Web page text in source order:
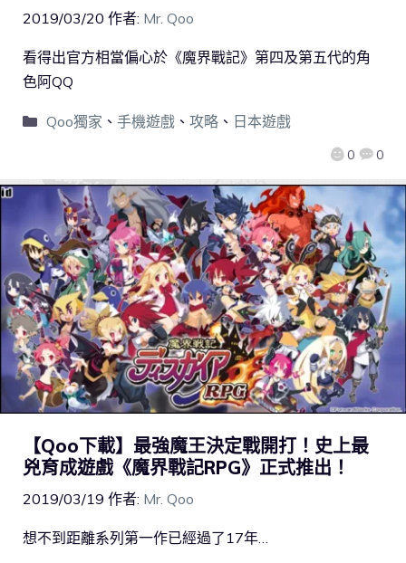
2019/03/20 作者: Mr. Qoo
0 0
看得出官方相當偏心於《魔界戰記》第四及第五代的角
色阿QQ
Qoo獨家 、 手機遊戲、 攻略、 日本遊戲
【Qoo下載】最強魔王決定戰開打！史上最
兇育成遊戲《魔界戰記RPG》正式推出！
2019/03/19 作者: Mr. Qoo
想不到距離系列第一作已經過了17年…